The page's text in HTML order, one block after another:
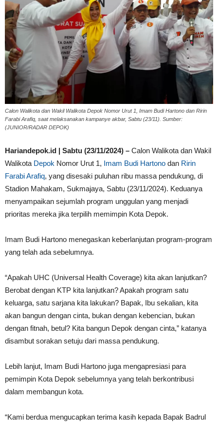
Calon Walikota dan Wakil Walikota Depok Nomor Urut 1, Imam Budi Hartono dan Ririn
Farabi Arafiq, saat melaksanakan kampanye akbar, Sabtu (23/11). Sumber:
(JUNIOR/RADAR DEPOK)
Hariandepok.id | Sabtu (23/11/2024) – Calon Walikota dan Wakil
Walikota Depok Nomor Urut 1, Imam Budi Hartono dan Ririn
Farabi Arafiq, yang disesaki puluhan ribu massa pendukung, di
Stadion Mahakam, Sukmajaya, Sabtu (23/11/2024). Keduanya
menyampaikan sejumlah program unggulan yang menjadi
prioritas mereka jika terpilih memimpin Kota Depok.
Imam Budi Hartono menegaskan keberlanjutan program-program
yang telah ada sebelumnya.
“Apakah UHC (Universal Health Coverage) kita akan lanjutkan?
Berobat dengan KTP kita lanjutkan? Apakah program satu
keluarga, satu sarjana kita lakukan? Bapak, Ibu sekalian, kita
akan bangun dengan cinta, bukan dengan kebencian, bukan
dengan fitnah, betul? Kita bangun Depok dengan cinta,” katanya
disambut sorakan setuju dari massa pendukung.
Lebih lanjut, Imam Budi Hartono juga mengapresiasi para
pemimpin Kota Depok sebelumnya yang telah berkontribusi
dalam membangun kota.
“Kami berdua mengucapkan terima kasih kepada Bapak Badrul